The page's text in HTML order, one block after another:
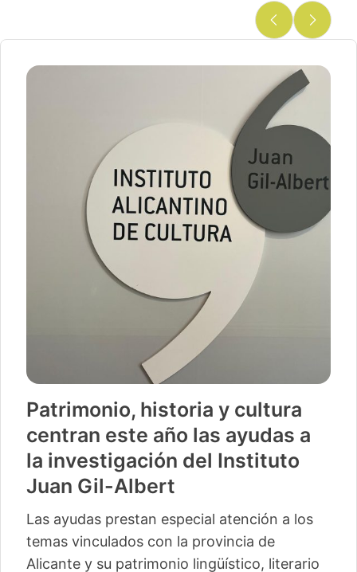
Patrimonio, historia y cultura
centran este año las ayudas a
la investigación del Instituto
Juan Gil-Albert
Las ayudas prestan especial atención a los
temas vinculados con la provincia de
Alicante y su patrimonio lingüístico, literario